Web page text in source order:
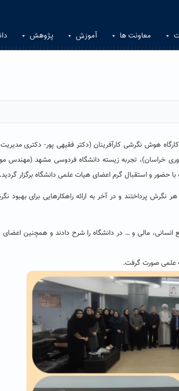
معاونت ها آموزش پژوهش
و در قالب سه کارگاه هوش نگرشی کارآفرینان (دکتر فقیهی پور- دکتری
خراسان)، تجربه زیسته دانشگاه فردوسی مشهد (مهندس
نگرش پرداختند و در آخر به ارائه راهکارهایی برای بهبود
مالی و … در دانشگاه را شرح دادند و همچنین
علمی صورت گرفت.